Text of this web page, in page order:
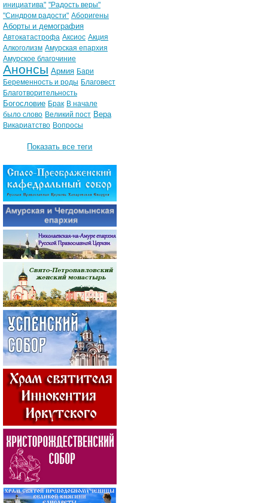
инициатива" "Радость веры"
"Синдром радости" Аборигены
Аборты и демография
Автокатастрофа Аксиос Акция
Алкоголизм Амурская епархия
Амурское благочиние
Анонсы Армия Бари
Беременность и роды Благовест
Благотворительность
Богословие Брак В начале
было слово Великий пост Вера
Викариатство Вопросы
Показать все теги